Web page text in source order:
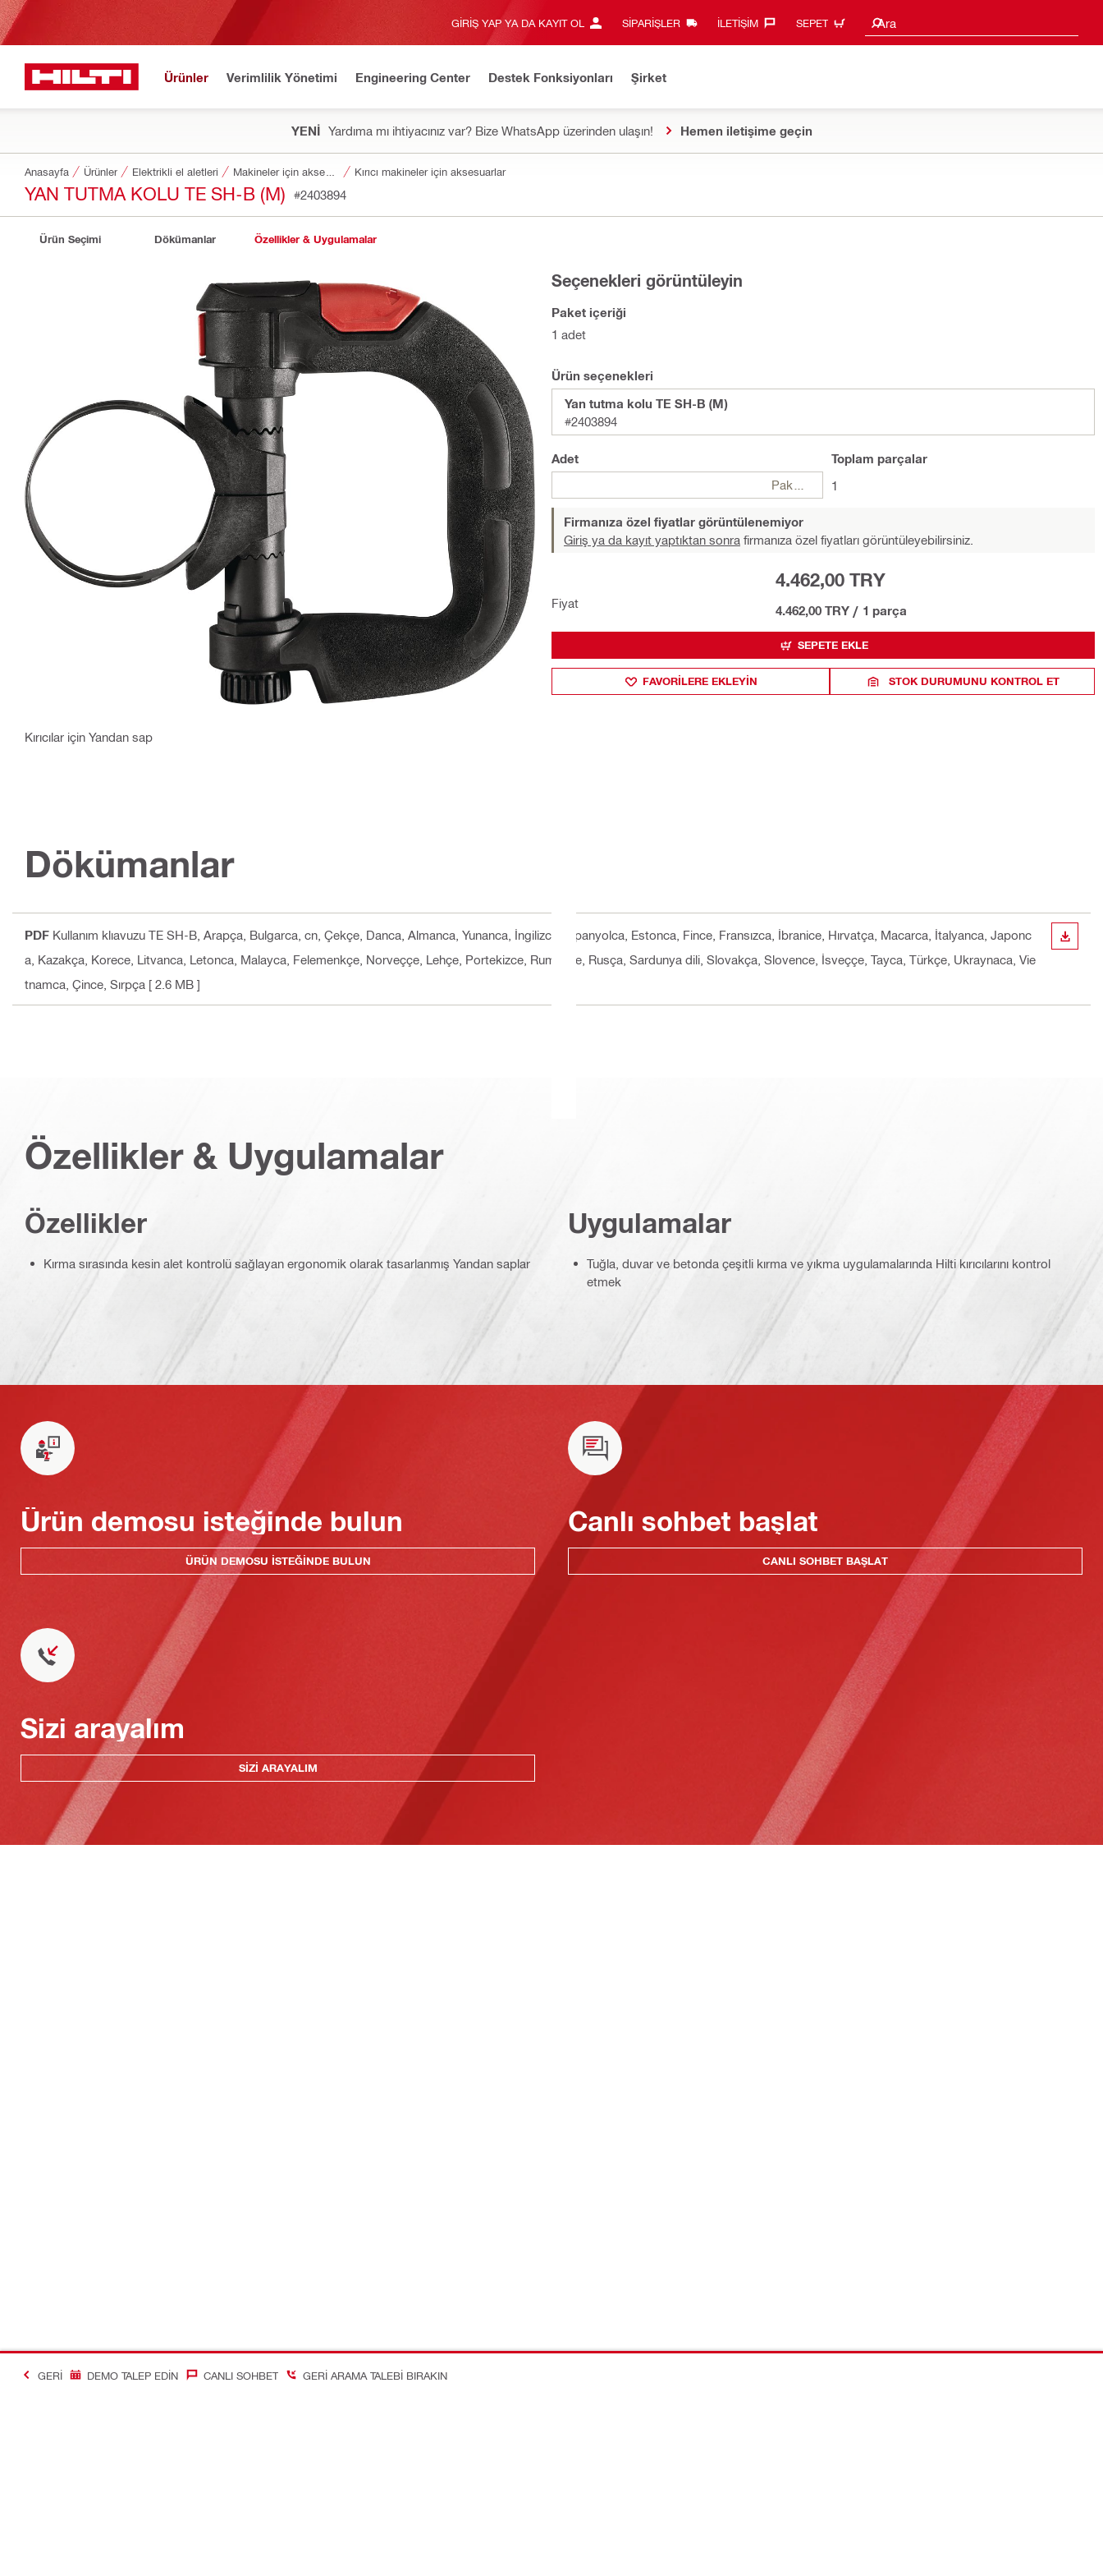
GIRIŞ YAP YA DA KAYIT OL SIPARIŞLER İLETIŞIM‎ SEPET Ara
Arama Önerileri
Ürünler Verimlilik Yönetimi Engineering Center Destek Fonksiyonları Şirket
YENİ Yardıma mı ihtiyacınız var? Bize WhatsApp üzerinden ulaşın! Hemen iletişime geçin
Anasayfa Ürünler Elektrikli el aletleri Kırıcı makineler için aksesuarlar
YAN TUTMA KOLU TE SH-B (M) #2403894
Ürün Seçimi Dökümanlar Özellikler & Uygulamalar
Kırıcılar için Yandan sap
Seçenekleri görüntüleyin
Paket içeriği
1 adet
Ürün seçenekleri
Yan tutma kolu TE SH-B (M)
#2403894
Adet
Toplam parçalar
1
Firmanıza özel fiyatlar görüntülenemiyor
Giriş ya da kayıt yaptıktan sonra firmanıza özel fiyatları görüntüleyebilirsiniz.
Fiyat
4.462,00 TRY
4.462,00 TRY / 1 parça
SEPETE EKLE
FAVORILERE EKLEYIN STOK DURUMUNU KONTROL ET
Dökümanlar
PDF Kullanım klıavuzu TE SH-B , Arapça, Bulgarca, cn, Çekçe, Danca, Almanca, Yunanca, İngilizce, İspanyolca, Estonca, Fince, Fransızca, İbranice, Hırvatça, Macarca, İtalyanca, Japonc
a, Kazakça, Korece, Litvanca, Letonca, Malayca, Felemenkçe, Norveççe, Lehçe, Portekizce, Rumence, Rusça, Sardunya dili, Slovakça, Slovence, İsveççe, Tayca, Türkçe, Ukraynaca, Vie
tnamca, Çince, Sırpça [ 2.6 MB ]
İNDIR
Özellikler & Uygulamalar
Özellikler
Kırma sırasında kesin alet kontrolü sağlayan ergonomik olarak tasarlanmış Yandan saplar
Uygulamalar
Tuğla, duvar ve betonda çeşitli kırma ve yıkma uygulamalarında Hilti kırıcılarını kontrol
etmek
Ürün demosu isteğinde bulun
ÜRÜN DEMOSU ISTEĞINDE BULUN
Canlı sohbet başlat
CANLI SOHBET BAŞLAT
Sizi arayalım
SIZI ARAYALIM
GERI DEMO TALEP EDIN CANLI SOHBET GERI ARAMA TALEBI BIRAKIN